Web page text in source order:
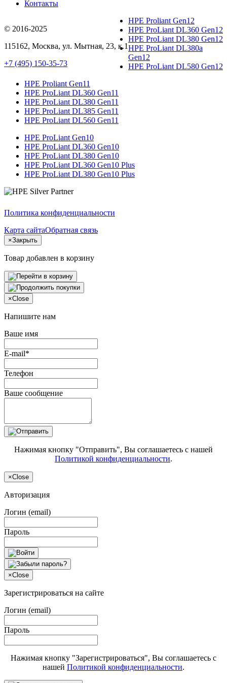
Контакты
© 2016-2025
115162, Москва, ул. Мытная, 23, к.1
+7 (495) 150-35-73
HPE Proliant Gen12
HPE ProLiant DL360 Gen12
HPE ProLiant DL380 Gen12
HPE ProLiant DL380a
Gen12
HPE ProLiant DL580 Gen12
HPE Proliant Gen11
HPE ProLiant DL360 Gen11
HPE ProLiant DL380 Gen11
HPE ProLiant DL385 Gen11
HPE ProLiant DL560 Gen11
HPE ProLiant Gen10
HPE ProLiant DL360 Gen10
HPE ProLiant DL380 Gen10
HPE ProLiant DL360 Gen10 Plus
HPE ProLiant DL380 Gen10 Plus
Политика конфиденциальности
Карта сайтаОбратная связь
×Закрыть
Товар добавлен в корзину
×Close
Напишите нам
Ваше имя
E-mail*
Телефон
Ваше сообщение
Нажимая кнопку "Отправить", Вы соглашаетесь с нашей
Политикой конфиденциальности.
×Close
Авторизация
Логин (email)
Пароль
×Close
Зарегистрироваться на сайте
Логин (email)
Пароль
Нажимая кнопку "Зарегистрироваться", Вы соглашаетесь с
нашей Политикой конфиденциальности.